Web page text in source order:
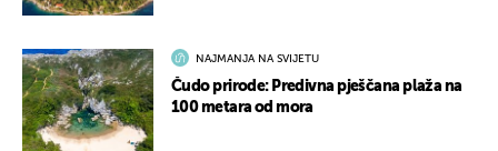
NAJMANJA NA SVIJETU
Čudo prirode: Predivna pješčana plaža na
100 metara od mora